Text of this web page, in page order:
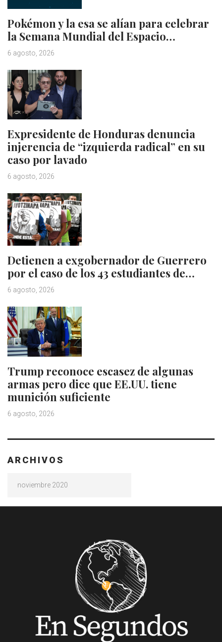
Pokémon y la esa se alían para celebrar
la Semana Mundial del Espacio…
6 agosto, 2026
Expresidente de Honduras denuncia
injerencia de “izquierda radical” en su
caso por lavado
6 agosto, 2026
Detienen a exgobernador de Guerrero
por el caso de los 43 estudiantes de…
6 agosto, 2026
Trump reconoce escasez de algunas
armas pero dice que EE.UU. tiene
munición suficiente
6 agosto, 2026
ARCHIVOS